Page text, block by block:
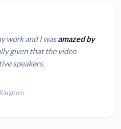
work and I wasamazed by
given that the video
speakers.